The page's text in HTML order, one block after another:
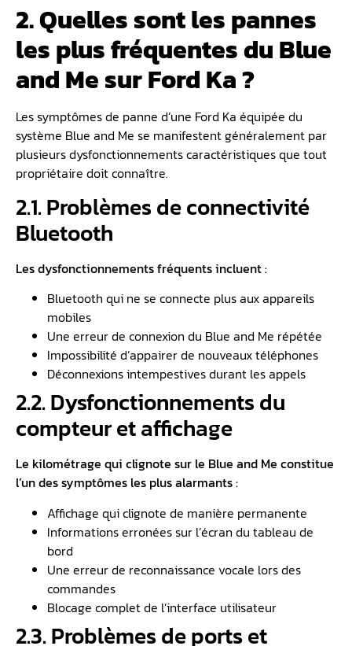
2. Quelles sont les pannes
les plus fréquentes du Blue
and Me sur Ford Ka ?
Les symptômes de panne d’une Ford Ka équipée du
système Blue and Me se manifestent généralement par
plusieurs dysfonctionnements caractéristiques que tout
propriétaire doit connaître.
2.1. Problèmes de connectivité
Bluetooth
Les dysfonctionnements fréquents incluent :
Bluetooth qui ne se connecte plus aux appareils
mobiles
Une erreur de connexion du Blue and Me répétée
Impossibilité d’appairer de nouveaux téléphones
Déconnexions intempestives durant les appels
2.2. Dysfonctionnements du
compteur et affichage
Le kilométrage qui clignote sur le Blue and Me constitue
l’un des symptômes les plus alarmants :
Affichage qui clignote de manière permanente
Informations erronées sur l’écran du tableau de
bord
Une erreur de reconnaissance vocale lors des
commandes
Blocage complet de l’interface utilisateur
2.3. Problèmes de ports et